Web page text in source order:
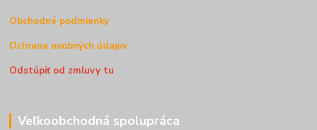
Obchodné podmienky
Ochrana osobných údajov
Odstúpiť od zmluvy tu
Veľkoobchodná spolupráca